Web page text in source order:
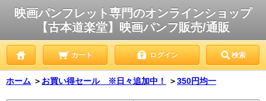
映画パンフレット専門のオンラインショップ
【古本道楽堂】映画パンフ販売/通販
カート ログイン 検索
ホーム ＞ お買い得セール ※日々追加中！ ＞350円均一